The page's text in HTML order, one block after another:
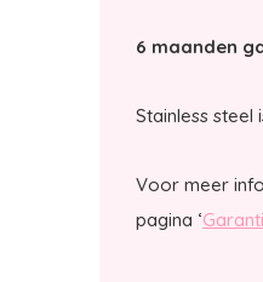
6 maanden
Stainless
Voor meer
pagina ‘